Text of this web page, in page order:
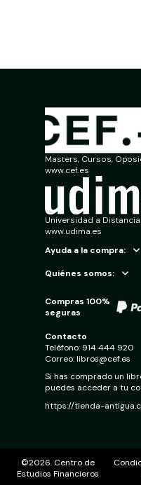
Masters, Cursos,
www.cef.es
Universidad a
www.udima.es
Ayuda a la compra:
Quiénes somos:
Compras 100%
seguras
Contacto
Teléfono: 914 444 920
Correo:libros@cef.es
Si has comprado un
puedes acceder a tu
https://tienda-
©2026. Centro de
Estudios Financieros